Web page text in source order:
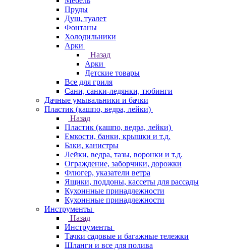
Пруды
Душ, туалет
Фонтаны
Холодильники
Арки
Назад
Арки
Детские товары
Все для гриля
Сани, санки-ледянки, тюбинги
Дачные умывальники и бачки
Пластик (кашпо, ведра, лейки)
Назад
Пластик (кашпо, ведра, лейки)
Емкости, банки, крышки и т.д.
Баки, канистры
Лейки, ведра, тазы, воронки и т.д.
Ограждение, заборчики, дорожки
Флюгер, указатели ветра
Ящики, поддоны, кассеты для рассады
Кухоннные принадлежности
Кухоннные принадлежности
Инструменты
Назад
Инструменты
Тачки садовые и багажные тележки
Шланги и все для полива